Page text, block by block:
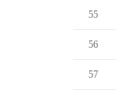
55
56
57